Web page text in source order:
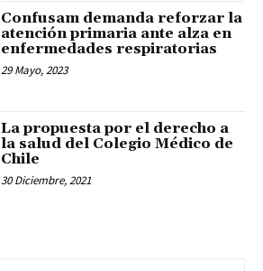
Confusam demanda reforzar la
atención primaria ante alza en
enfermedades respiratorias
29 Mayo, 2023
La propuesta por el derecho a
la salud del Colegio Médico de
Chile
30 Diciembre, 2021